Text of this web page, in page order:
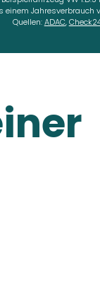
einem Jahresverbrauch
Quellen:ADAC,